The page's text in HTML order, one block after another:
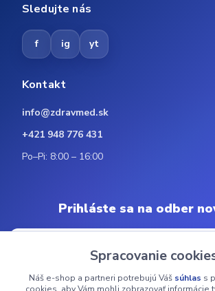
Sledujte nás
f ig yt
Kontakt
info@zdravmed.sk
+421 948 776 431
Po–Pi: 8:00 – 16:00
Prihláste sa na odber
Odoberať
Spracovanie
Náš e-shop a partneri potrebujú Váš súhlas s
cookies, aby Vám mohli zobrazovať informácie